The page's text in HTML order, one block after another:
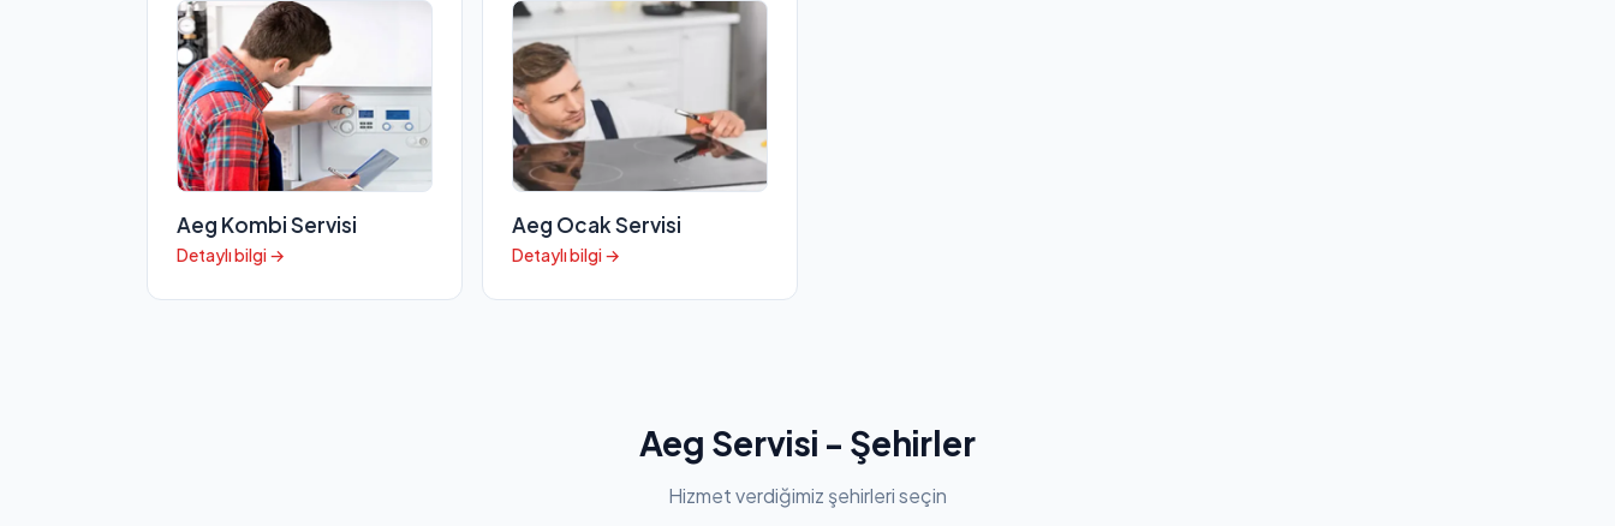
Aeg Kombi Servisi
Detaylı bilgi →
Aeg Ocak Servisi
Detaylı bilgi →
Aeg Servisi - Şehirler
Hizmet verdiğimiz şehirleri seçin